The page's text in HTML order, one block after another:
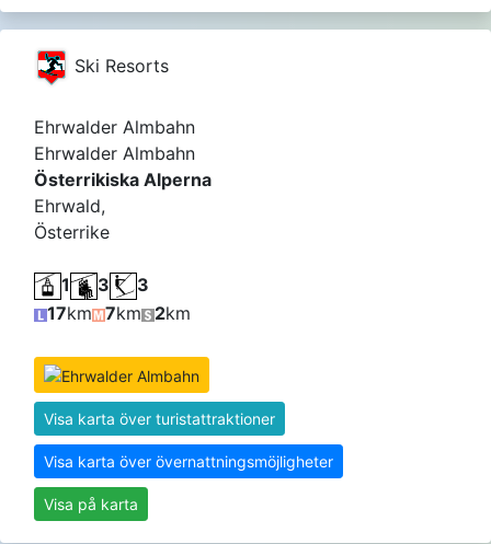
Ski Resorts
Ehrwalder Almbahn
Ehrwalder Almbahn
Österrikiska Alperna
Ehrwald,
Österrike
1 3
3
17km 7km 2km
Visa karta över turistattraktioner
Visa karta över övernattningsmöjligheter
Visa på karta